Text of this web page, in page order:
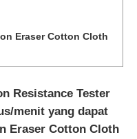
Eraser Cotton Cloth
Resistance Tester
menit yang dapat
Eraser Cotton Cloth